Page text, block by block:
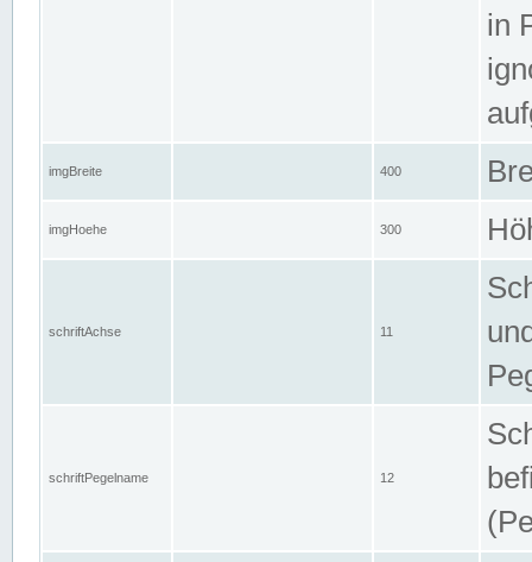
in
imgBreite 400
imgHoehe 300
schriftAchse 11
schriftPegelname 12